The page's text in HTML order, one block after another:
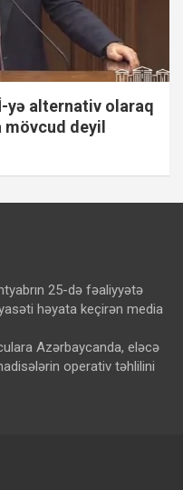
yə alternativ olaraq
mövcud deyil
25-də fəaliyyətə
həyata keçirən media
Azərbaycanda, eləcə
operativ təhlilini